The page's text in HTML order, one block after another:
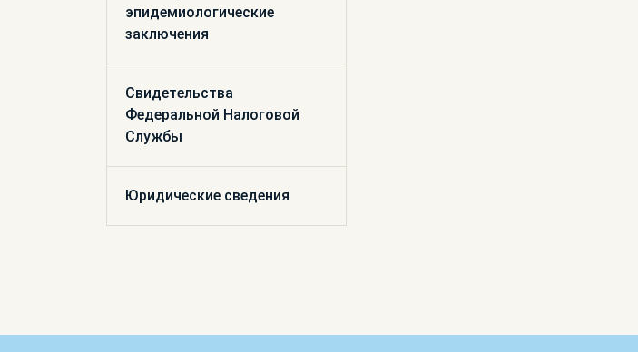
эпидемиологические
заключения
Свидетельства
Федеральной Налоговой
Службы
Юридические сведения